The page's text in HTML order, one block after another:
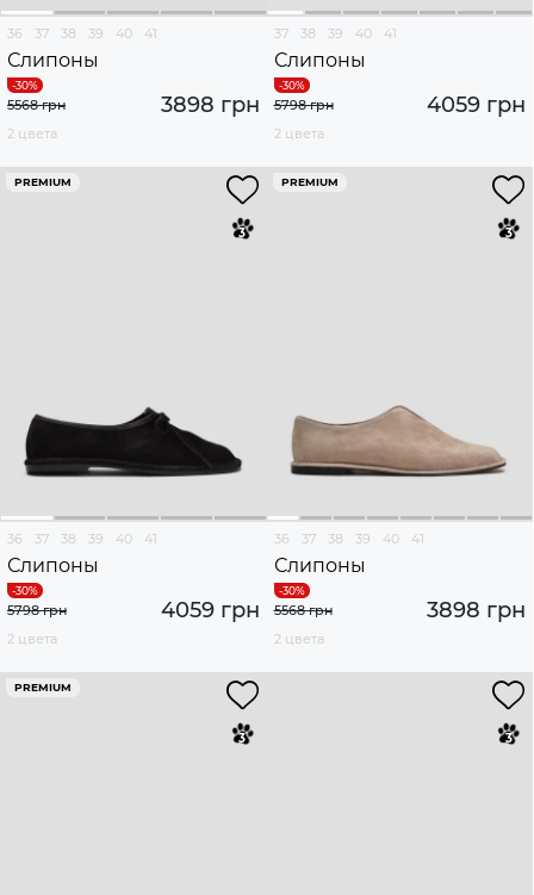
36 37 38 39 40 41
Слипоны
3898 грн
5568 грн
2 цвета
37 38 39 40 41
Слипоны
4059 грн
5798 грн
2 цвета
PREMIUM
36 37 38 39 40 41
Слипоны
4059 грн
5798 грн
2 цвета
PREMIUM
36 37 38 39 40 41
Слипоны
3898 грн
5568 грн
2 цвета
PREMIUM